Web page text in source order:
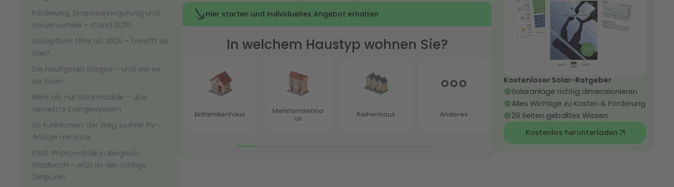
Förderung, Einspeisevergütung und
Steuervorteile – Stand 2026
Solarpflicht NRW ab 2026 – betrifft Sie
das?
Die häufigsten Sorgen – und wie wir
sie lösen
Mehr als nur Solarmodule – das
vernetzte Energiesystem
So funktioniert der Weg zu Ihrer PV-
Anlage mit Enter
Fazit: Photovoltaik in Bergisch
Gladbach – jetzt ist der richtige
Zeitpunkt
Kostenloser Solar-Ratgeber
Solaranlage richtig dimensionieren
Alles Wichtige zu Kosten & Förderung
29 Seiten geballtes Wissen
Kostenlos herunterladen